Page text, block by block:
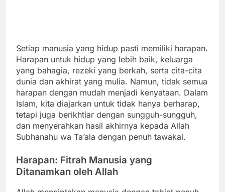
Setiap manusia yang hidup pasti memiliki harapan.
Harapan untuk hidup yang lebih baik, keluarga
yang bahagia, rezeki yang berkah, serta cita-cita
dunia dan akhirat yang mulia. Namun, tidak semua
harapan dengan mudah menjadi kenyataan. Dalam
Islam, kita diajarkan untuk tidak hanya berharap,
tetapi juga berikhtiar dengan sungguh-sungguh,
dan menyerahkan hasil akhirnya kepada Allah
Subhanahu wa Ta’ala dengan penuh tawakal.
Harapan: Fitrah Manusia yang
Ditanamkan oleh Allah